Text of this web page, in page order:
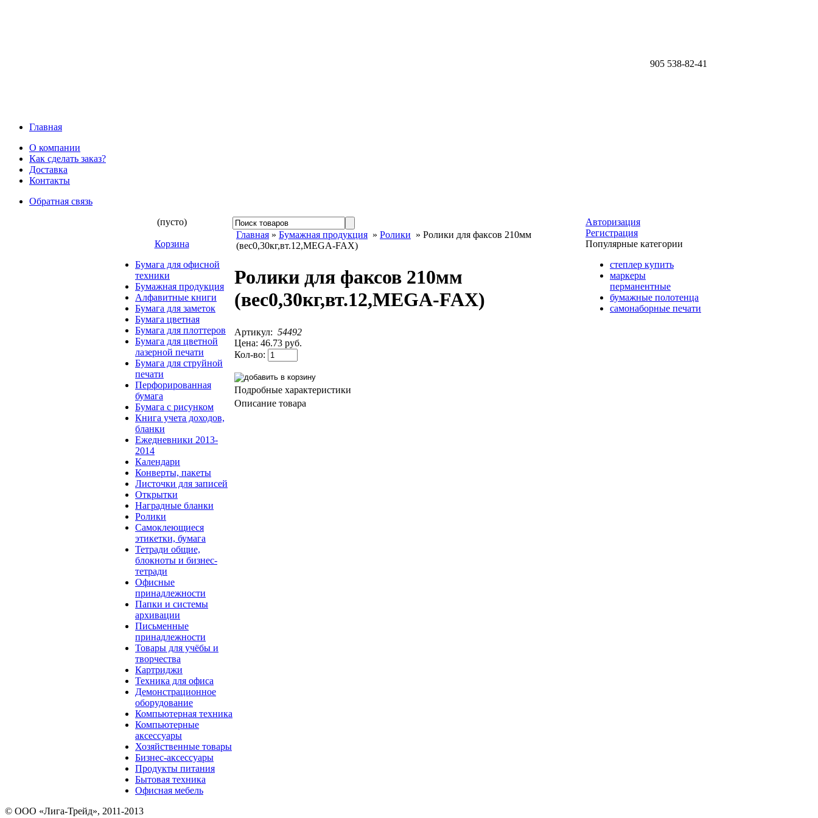
905 538-82-41
Главная
О компании
Как сделать заказ?
Доставка
Контакты
Обратная связь
(пусто)
Корзина
Бумага для офисной
техники
Бумажная продукция
Алфавитные книги
Бумага для заметок
Бумага цветная
Бумага для плоттеров
Бумага для цветной
лазерной печати
Бумага для струйной
печати
Перфорированная
бумага
Бумага с рисунком
Книга учета доходов,
бланки
Ежедневники 2013-
2014
Календари
Конверты, пакеты
Листочки для записей
Открытки
Наградные бланки
Ролики
Cамоклеющиеся
этикетки, бумага
Тетради общие,
блокноты и бизнес-
тетради
Офисные
принадлежности
Папки и системы
архивации
Письменные
принадлежности
Товары для учёбы и
творчества
Картриджи
Техника для офиса
Демонстрационное
оборудование
Компьютерная техника
Компьютерные
аксессуары
Хозяйственные товары
Бизнес-аксессуары
Продукты питания
Бытовая техника
Офисная мебель
Главная » Бумажная продукция » Ролики » Ролики для факсов 210мм
(вес0,30кг,вт.12,MEGA-FAX)
Ролики для факсов 210мм
(вес0,30кг,вт.12,MEGA-FAX)
Артикул: 54492
Цена: 46.73 руб.
Кол-во:
Подробные характеристики
Описание товара
Авторизация
Регистрация
Популярные категории
степлер купить
маркеры
перманентные
бумажные полотенца
самонаборные печати
© ООО «Лига-Трейд», 2011-2013